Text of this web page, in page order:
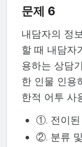
문제 6
내담자의 정
할 때 내담자
용하는 상담
한 인물 인용
한적 어투 사
①. 전이된
②. 분류